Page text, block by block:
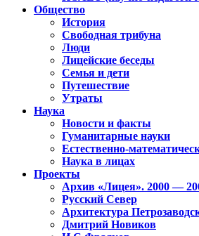
Общество
История
Свободная трибуна
Люди
Лицейские беседы
Семья и дети
Путешествие
Утраты
Наука
Новости и факты
Гуманитарные науки
Естественно-
Наука в лицах
Проекты
Архив «Лицея». 2000 —
Русский Север
Архитектура
Дмитрий Новиков